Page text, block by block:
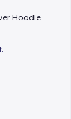
Hoodie